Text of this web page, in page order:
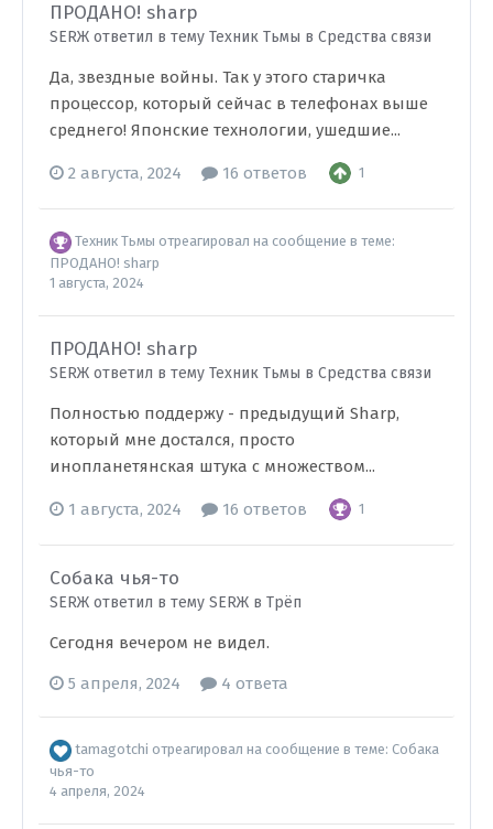
ПРОДАНО! sharp
SERЖ ответил в тему Техник Тьмы в Средства связи
Да, звездные войны. Так у этого старичка
процессор, который сейчас в телефонах выше
среднего! Японские технологии, ушедшие...
2 августа, 2024 16 ответов 1
Техник Тьмы отреагировал на сообщение в теме:
ПРОДАНО! sharp
1 августа, 2024
ПРОДАНО! sharp
SERЖ ответил в тему Техник Тьмы в Средства связи
Полностью поддержу - предыдущий Sharp,
который мне достался, просто
инопланетянская штука с множеством...
1 августа, 2024 16 ответов 1
Собака чья-то
SERЖ ответил в тему SERЖ в Трёп
Сегодня вечером не видел.
5 апреля, 2024 4 ответа
tamagotchi отреагировал на сообщение в теме: Собака
чья-то
4 апреля, 2024